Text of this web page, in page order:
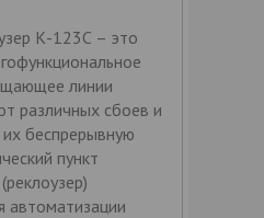
К-123С – это
линии
различных сбоев и
беспрерывную
пункт
автоматизации